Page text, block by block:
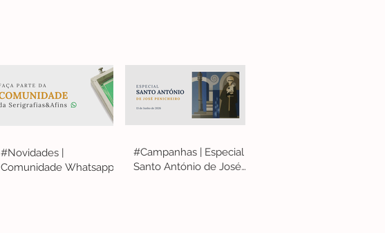
#Novidades |
Comunidade Whatsapp
#Campanhas | Especial
Santo António de José